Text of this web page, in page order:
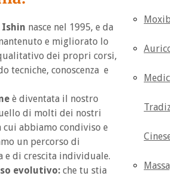
Ishin nasce nel 1995, e da
e migliorato lo
dei propri corsi,
tecniche, conoscenza e
è diventata il nostro
di molti dei nostri
cui abbiamo condiviso e
un percorso di
e di crescita individuale.
evolutivo: che tu stia